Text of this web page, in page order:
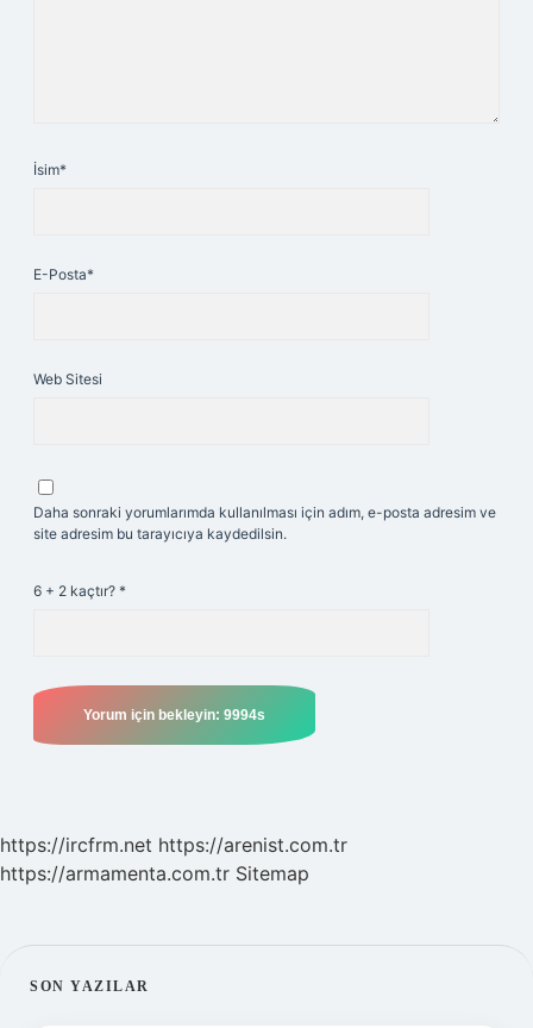
İsim*
E-Posta*
Web Sitesi
Daha sonraki yorumlarımda kullanılması için adım, e-posta adresim ve
site adresim bu tarayıcıya kaydedilsin.
6 + 2 kaçtır? *
https://ircfrm.net https://arenist.com.tr
https://armamenta.com.tr Sitemap
SIDEBAR
SON YAZILAR